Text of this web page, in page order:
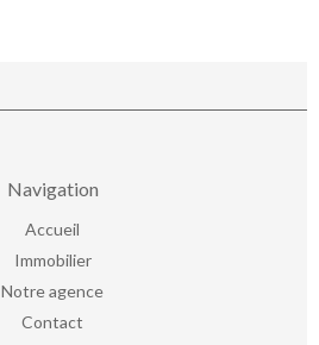
Navigation
Accueil
Immobilier
Notre agence
Contact